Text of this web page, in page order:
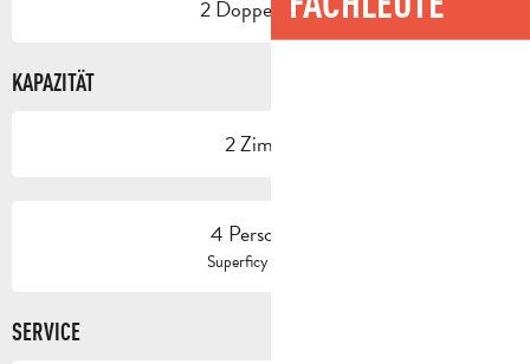
2 Doppelbetten
KAPAZITÄT
2 Zimmer
4 Person(en)
Superficy : 60 m
SERVICE